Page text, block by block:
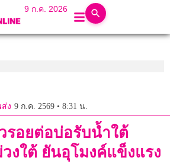
9 ก.ค. 2026
ง 9 ก.ค. 2569 • 8:31 น.
รอยต่อบ่อรับน้ำใต้
งใต้ ยันอุโมงค์แข็งแรง